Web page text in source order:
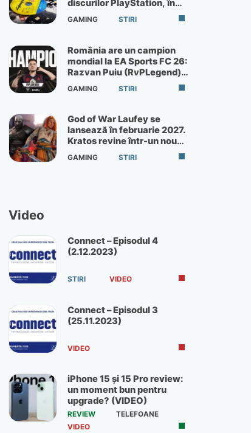
discurilor PlayStation, în
ciuda protestelor
GAMING STIRI
România are un campion
mondial la EA Sports FC 26:
Razvan Puiu (RvPLegend)
câștigă turneul de la Paris
GAMING STIRI
God of War Laufey se
lansează în februarie 2027.
Kratos revine într-un nou
God of War
GAMING STIRI
Video
Connect – Episodul 4
(2.12.2023)
STIRI VIDEO
Connect – Episodul 3
(25.11.2023)
VIDEO
iPhone 15 și 15 Pro review:
un moment bun pentru
upgrade? (VIDEO)
REVIEW
TELEFOANE
VIDEO